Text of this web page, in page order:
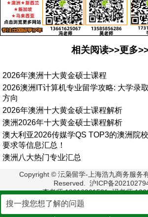
相关阅读>>更多
2026年澳洲十大黄金硕士课程
2026澳洲IT计算机专业留学攻略: 大学录
方向
2026年澳洲十大黄金硕士课程解析
澳洲2026年十大黄金硕士课程解析
澳大利亚2026传媒学QS TOP3的澳洲院
要求等信息汇总！
澳洲八大热门专业汇总
Copyright © 沄枭留学-上海浩九商务服务
Reserved. 沪ICP备
李老师:18616861521 冯老师
毛老师:13524038488
地址:上海市浦东新区栖霞路33